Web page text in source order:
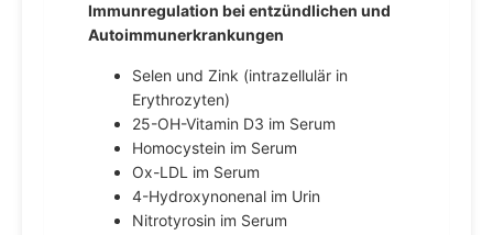
Immunregulation bei entzündlichen und
Autoimmunerkrankungen
Selen und Zink (intrazellulär in
Erythrozyten)
25-OH-Vitamin D3 im Serum
Homocystein im Serum
Ox-LDL im Serum
4-Hydroxynonenal im Urin
Nitrotyrosin im Serum